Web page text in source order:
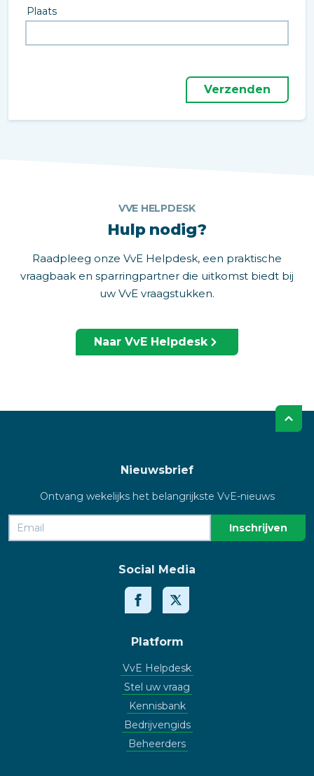
Plaats
Verzenden
VVE HELPDESK
Hulp nodig?
Raadpleeg onze VvE Helpdesk, een praktische
vraagbaak en sparringpartner die uitkomst biedt bij
uw VvE vraagstukken.
Naar VvE Helpdesk
Nieuwsbrief
Ontvang wekelijks het belangrijkste VvE-nieuws
Social Media
Platform
VvE Helpdesk
Stel uw vraag
Kennisbank
Bedrijvengids
Beheerders